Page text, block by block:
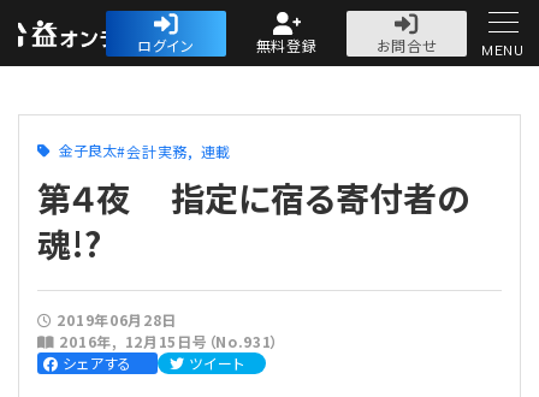
公益・一般法人オ
ログイン 無料登録
お問合せ
人気記事
法人運営
MENU
金子良太 会計実務 連載
第４夜 指定に宿る寄付者の
魂!?
2019年06月28日
2016年
12月15日号（No.931）
シェアする
ツイート